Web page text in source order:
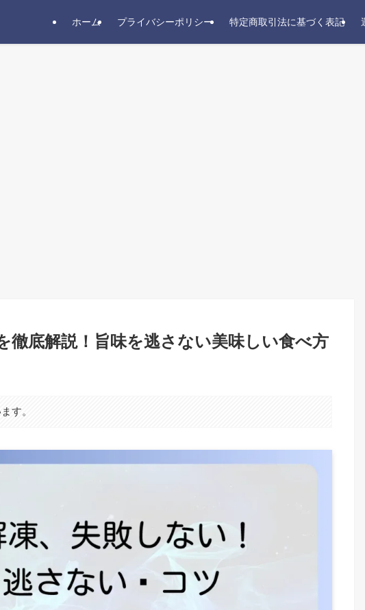
ホーム プライバシーポリシー 特定商取引法に基づく表記
徹底解説！旨味を逃さない美味しい食べ方
す。